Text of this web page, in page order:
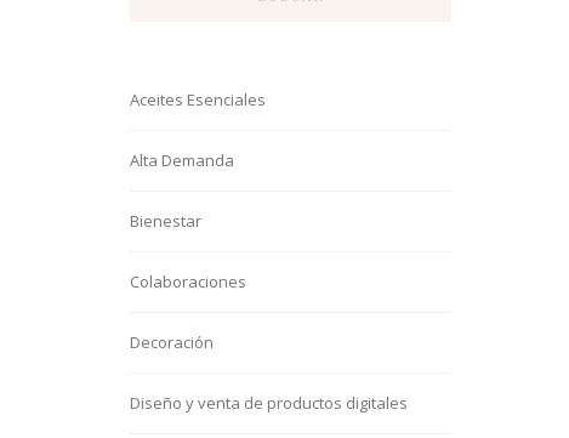
Aceites Esenciales
Alta Demanda
Bienestar
Colaboraciones
Decoración
Diseño y venta de productos digitales